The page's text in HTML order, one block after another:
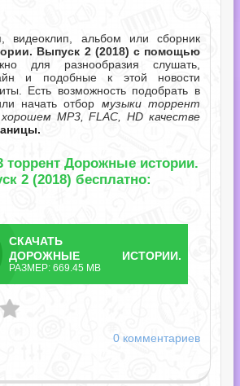
видеоклип, альбом или сборник
Выпуск 2 (2018) с помощью
для разнообразия слушать,
и подобные к этой новости
Есть возможность подобрать в
начать отбор музыки торрент
MP3, FLAC, HD качестве
торрент Дорожные истории.
2 (2018) бесплатно:
СКАЧАТЬ
ТОРРЕНТ
ДОРОЖНЫЕ ИСТОРИИ.
ВЫПУСК 2.TORRENT
РАЗМЕР: 669.45 MB
0 комментариев